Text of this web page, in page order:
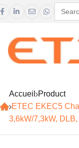
   
Accueil Product
ETEC EKEC5
3,6kW/7,3kW,